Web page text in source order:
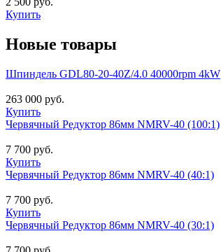
Купить
Новые товары
Шпиндель GDL80-20-40Z/4.0 40000rpm 4kW
263 000 руб.
Купить
Червячный Редуктор 86мм NMRV-40 (100:1)
7 700 руб.
Купить
Червячный Редуктор 86мм NMRV-40 (40:1)
7 700 руб.
Купить
Червячный Редуктор 86мм NMRV-40 (30:1)